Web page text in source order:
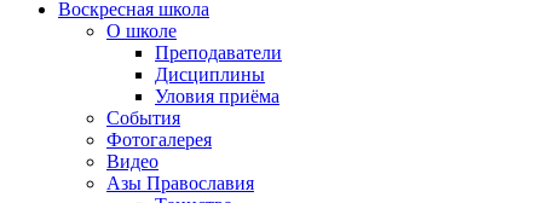
Воскресная школа
О школе
Преподаватели
Дисциплины
Уловия приёма
События
Фотогалерея
Видео
Азы Православия